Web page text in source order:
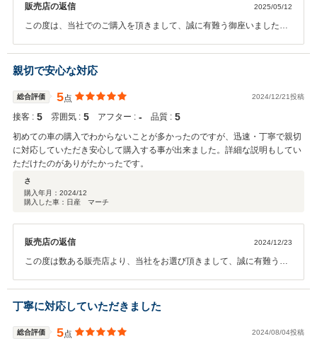
販売店の返信 2025/05/12
この度は、当社でのご購入を頂きまして、誠に有難う御座いました。
も故障もないのが一番ですが、何かお困りの事が御座いましたら、お
気軽にご連絡を頂けたらと思います。今後とも、末永いお付き合いの
程、宜しくお願いいたします。
親切で安心な対応
総合評価 5点 2024/12/21投稿
接客 : 5 雰囲気 : 5 アフター : ‐ 品質 : 5
初めての車の購入でわからないことが多かったのですが、迅速・丁寧で親切
に対応していただき安心して購入する事が出来ました。詳細な説明もしてい
ただけたのがありがたかったです。
さ
購入年月： 2024/12
購入した車：日産 マーチ
販売店の返信 2024/12/23
この度は数ある販売店より、当社をお選び頂きまして、誠に有難う御
頂きまして、感謝しております。 今後とも、頂きましたお言葉を励み
に、スタッフ一同邁進して参りたいと思います。 何かお困りのこと
が御座いましたら、いつでもお気軽にご相談を頂けたらと思っており
ます。 今後とも、お付き合いの程、宜しくお願い致します。
丁寧に対応していただきました
総合評価 5点 2024/08/04投稿